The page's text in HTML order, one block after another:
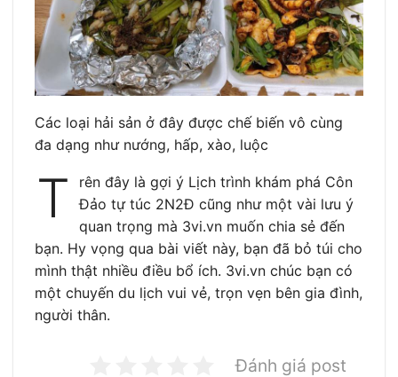
Các loại hải sản ở đây được chế biến vô cùng
đa dạng như nướng, hấp, xào, luộc
T
rên đây là gợi ý Lịch trình khám phá Côn
Đảo tự túc 2N2Đ cũng như một vài lưu ý
quan trọng mà 3vi.vn muốn chia sẻ đến
bạn. Hy vọng qua bài viết này, bạn đã bỏ túi cho
mình thật nhiều điều bổ ích. 3vi.vn chúc bạn có
một chuyến du lịch vui vẻ, trọn vẹn bên gia đình,
người thân.
Đánh giá post